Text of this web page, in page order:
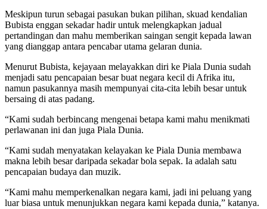
Meskipun turun sebagai pasukan bukan pilihan, skuad kendalian
Bubista enggan sekadar hadir untuk melengkapkan jadual
pertandingan dan mahu memberikan saingan sengit kepada lawan
yang dianggap antara pencabar utama gelaran dunia.
Menurut Bubista, kejayaan melayakkan diri ke Piala Dunia sudah
menjadi satu pencapaian besar buat negara kecil di Afrika itu,
namun pasukannya masih mempunyai cita-cita lebih besar untuk
bersaing di atas padang.
“Kami sudah berbincang mengenai betapa kami mahu menikmati
perlawanan ini dan juga Piala Dunia.
“Kami sudah menyatakan kelayakan ke Piala Dunia membawa
makna lebih besar daripada sekadar bola sepak. Ia adalah satu
pencapaian budaya dan muzik.
“Kami mahu memperkenalkan negara kami, jadi ini peluang yang
luar biasa untuk menunjukkan negara kami kepada dunia,” katanya.